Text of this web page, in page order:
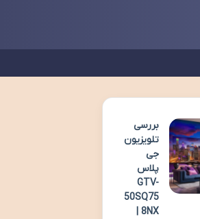
بررسی
تلویزیون
جی
پلاس
GTV-
50SQ75
8NX |